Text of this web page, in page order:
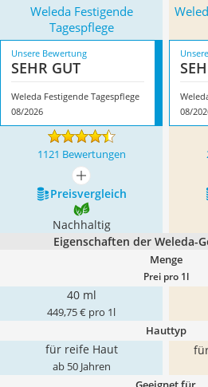
Weleda Festigende
Tagespflege
Unsere Bewertung
SEHR GUT
Weleda Festigende Tagespflege
08/2026
08/
1121 Bewertungen
mehr anzeigen
Preis­vergleich
Nachhaltig
Eigenschaften der Weleda-
Menge
Prei pro 1l
40 ml
449,75 € pro 1l
Hauttyp
für reife Haut
ab 50 Jahren